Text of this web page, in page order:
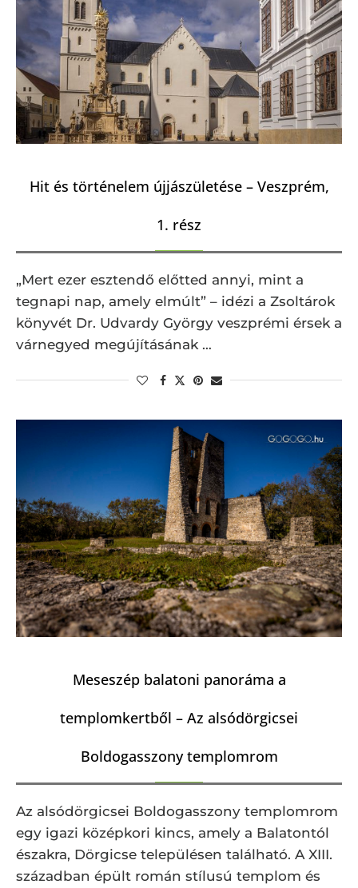
Hit és történelem újjászületése – Veszprém,
1. rész
„Mert ezer esztendő előtted annyi, mint a
tegnapi nap, amely elmúlt” – idézi a Zsoltárok
könyvét Dr. Udvardy György veszprémi érsek a
várnegyed megújításának …
Meseszép balatoni panoráma a
templomkertből – Az alsódörgicsei
Boldogasszony templomrom
Az alsódörgicsei Boldogasszony templomrom
egy igazi középkori kincs, amely a Balatontól
északra, Dörgicse településen található. A XIII.
században épült román stílusú templom és